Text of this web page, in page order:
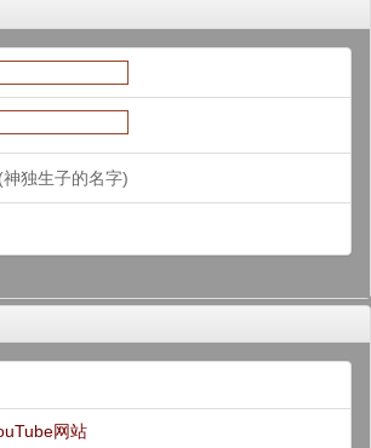
(神独生子的名字)
网站